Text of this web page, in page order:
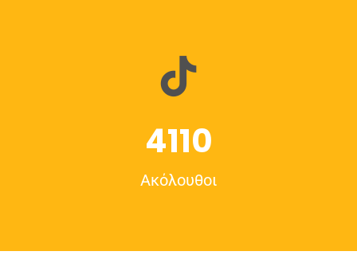
4110
Ακόλουθοι